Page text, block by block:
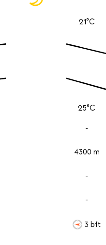
21°C
25°C
-
4300 m
-
-
3 bft